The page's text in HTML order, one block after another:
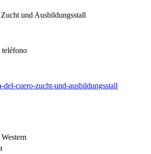
und Ausbildungsstall
teléfono
del-cuero-zucht-und-ausbildungsstall